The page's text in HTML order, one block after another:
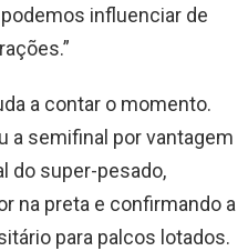
influenciar de
a contar o momento.
a semifinal por vantagem
do super-pesado,
na preta e confirmando a
para palcos lotados.